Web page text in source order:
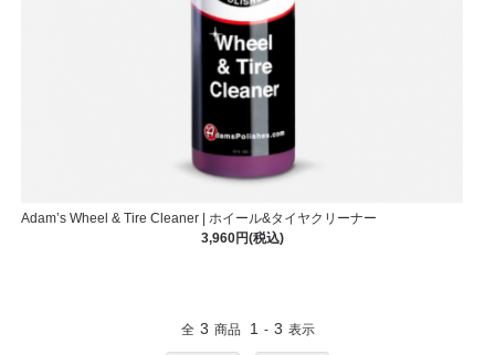
Adam’s Wheel & Tire Cleaner | ホイール&タイヤクリーナー
3,960円(税込)
全 3 商品 1 - 3 表示